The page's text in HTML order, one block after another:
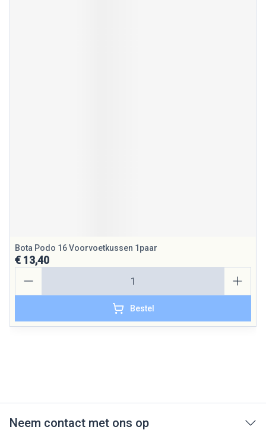
Bota Podo 16 Voorvoetkussen 1paar
€ 13,40
Bestel
Neem contact met ons op